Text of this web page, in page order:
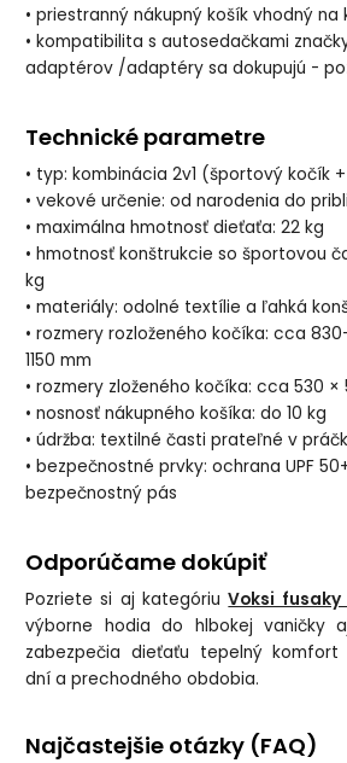
• priestranný nákupný košík vhodný
• kompatibilita s autosedačkami
adaptérov /adaptéry sa dokupujú -
Technické parametre
• typ: kombinácia 2v1 (športový kočík
• vekové určenie: od narodenia do
• maximálna hmotnosť dieťaťa: 22 kg
• hmotnosť konštrukcie so športovou
kg
• materiály: odolné textílie a ľahká
• rozmery rozloženého kočíka: cca
1150 mm
• rozmery zloženého kočíka: cca 530
• nosnosť nákupného košíka: do 10 kg
• údržba: textilné časti prateľné v
• bezpečnostné prvky: ochrana UPF
bezpečnostný pás
Odporúčame dokúpiť
Pozriete si aj kategóriuVoksi
výborne hodia do hlbokej vaničky
zabezpečia dieťaťu tepelný komfort
dní a prechodného obdobia.
Najčastejšie otázky (FAQ)